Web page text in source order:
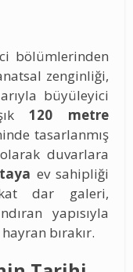
bölümlerinden
zenginliği,
büyüleyici
120 metre
tasarlanmış
duvarlara
ev sahipliği
dar galeri,
yapısıyla
bırakır.